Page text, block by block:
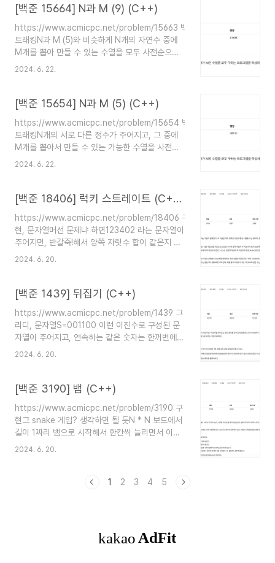
돼서 시간복잡도가 커지는 문제 -> 그래서 DP로
풀어야 하는데이번에도 다 저장해두고 사용하는 방
법으로 풀었다. 그래도 계산하는 횟수가
101*101*101 정도라 시간초과가 안나는 것 같다.3
차원 배열 arr[a][b][c]에 3중 반복문을 돌면서 차
례차례 값을 저장한다. 숫자 하나라도 0 이하면 함
[백준 15664] N과 M (9) (C++)
https://www.acmicpc.net/problem/15663 백
트래킹N과 M (5)와 비슷하게 N개의 자연수 중에
M개를 뽑아 만들 수 있는 수열을 모두 사전순으로
출력하는 문제인데차이점은 N개의 자연수가 중복
카드가 N개 있고, 그 중 M개를 뽑아서 나열한 수열
법N과 M(5) 코드에서 수열을 담고 있는 배열을
vector가 아닌 set으로 바꿔주면 됨
~setvectorint>, lessvectorint>>> 이렇게 선
언하면 사전순으로 수열이 정렬되어서 set에 들어
2024. 6. 22.
[백준 15654] N과 M (5) (C++)
https://www.acmicpc.net/problem/15654 백
트래킹N개의 서로 다른 정수가 주어지고, 그 중에
M개를 뽑아서 만들 수 있는 가능한 수열을 사전순
으로 모두 출력하는 문제 접근 방법백트래킹으로 재
방문여부를 담고 있는 배열을 갖고 다녔음입력받은
사전순으로 출력하려고), 수열의 첫째자리 부터 담
아가면서 방문여부 체크하고재귀함수 호출하기 반
복그러다가 수열이 m자리가 되면 결과 배열에 넣고
재귀함수를 종료함 코드를 좀..지저분하게 쓴 것 같
2024. 6. 22.
[백준 18406] 럭키 스트레이트 (C++, Swift)
https://www.acmicpc.net/problem/18406 구
현, 문자열머선 문제냐 하면123402 라는 문자열이
주어지면, 반갈죽!해서 양쪽 자릿수 합이 같은지 확
인하는 문제임같으면 LUCKY 출력, 다르면
4+0+2 = 6 이니 이건 LUCKY 접근방법C++for
합과 뒷부분의 합을 저장하고 둘을 비교함swift배
열하나 두고, prefix, suffix로 배열 쪼개서
reduce로 합 구해서 바로 비교하고 출력 (고차함수
쓰고 싶어서 swift로도 풀었는데, string -> int
2024. 6. 20.
[백준 1439] 뒤집기 (C++)
https://www.acmicpc.net/problem/1439 그
리디, 문자열S=001100 이런 이진수로 구성된 문
자열이 주어지고, 연속하는 같은 숫자는 한꺼번에
뒤집을 수 있음이때 모든 문자를 같은 문자로 만드
력함 (단, 둘 중 하나가 0인 경우 = 원래도 모두 같
읕~ 오답노트- C++에서 string.size()가
unsigned int 인가 그래서 바로 for문 조건에 넣
어버리면 오류나서 한번 변수로 담아줘야함..(원래
이랬나..)- cur(현재 연속하고 있던 문자)를 안바꿔
2024. 6. 20.
[백준 3190] 뱀 (C++)
https://www.acmicpc.net/problem/3190 구
현그 snake 게임? 생각하면 될 듯N * N 보드에서
길이 1짜리 뱀으로 시작해서 한칸씩 늘리면서 이동
하면서도처에 위치한 사과들을 먹으면 길이가 +1
바뀌는 방향이 주어진다.-> 머리의 방향을 바꿔가
보드 구성: 2차원배열로 격자판을 만들어 놓고, 빈
칸은 0, 뱀은 1, 사과는 2로 설정했다.- 뱀의 이동
2024. 6. 20.
1 2 3 4 5